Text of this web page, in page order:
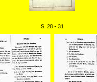
S. 28 - 31